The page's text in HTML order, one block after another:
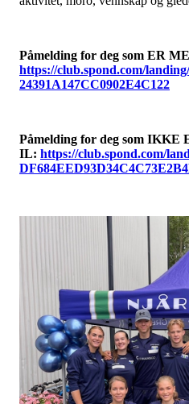
Påmelding for deg som ER
https://club.spond.com/
24391A147CC0902E4C122
Påmelding for deg som
IL: https://club.spond.com/